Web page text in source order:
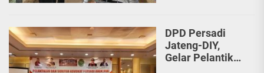
mendatangi lokasi...
DPD Persadi
Jateng-DIY,
Gelar Pelantikan